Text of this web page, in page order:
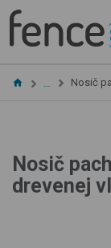
Nosič
Nosič
drevenej